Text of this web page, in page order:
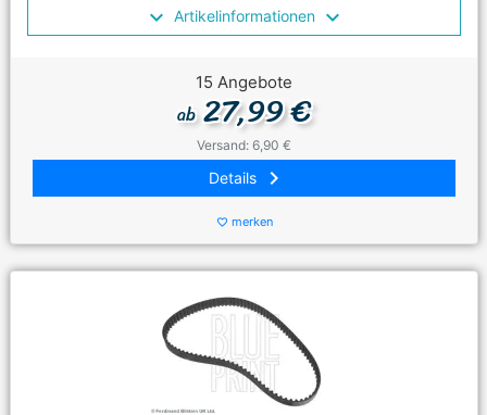
Artikelinformationen
15 Angebote
ab27,99 €
Versand: 6,90 €
Details keyboard_arrow_right
favorite_border merken